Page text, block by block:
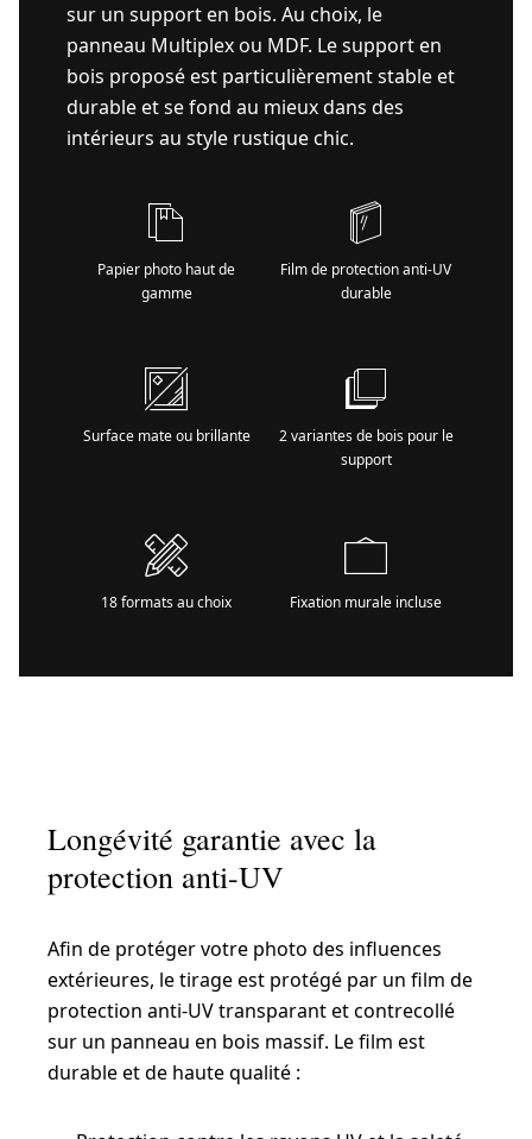
sur un support en bois. Au choix, le
panneau Multiplex ou MDF. Le support en
bois proposé est particulièrement stable et
durable et se fond au mieux dans des
intérieurs au style rustique chic.
Papier photo haut de
gamme
Film de protection anti-UV
durable
Surface mate ou brillante
2 variantes de bois pour le
support
18 formats au choix Fixation murale incluse
Longévité garantie avec la
protection anti-UV
Afin de protéger votre photo des influences
extérieures, le tirage est protégé par un film de
protection anti-UV transparant et contrecollé
sur un panneau en bois massif. Le film est
durable et de haute qualité :